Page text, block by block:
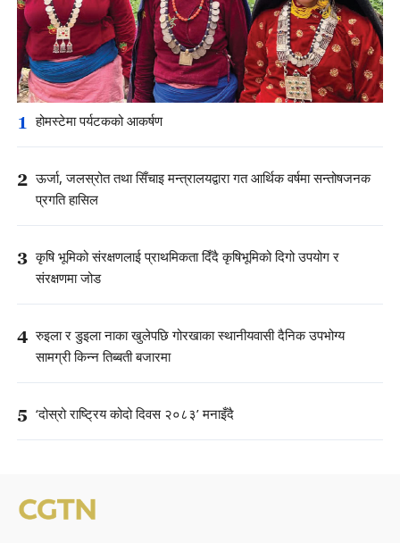
1 होमस्टेमा पर्यटकको आकर्षण
2 ऊर्जा, जलस्रोत तथा सिँचाइ मन्त्रालयद्वारा गत आर्थिक वर्षमा सन्तोषजनक
प्रगति हासिल
3 कृषि भूमिको संरक्षणलाई प्राथमिकता दिँदै कृषिभूमिको दिगो उपयोग र
संरक्षणमा जोड
4 रुइला र डुइला नाका खुलेपछि गोरखाका स्थानीयवासी दैनिक उपभोग्य
सामग्री किन्न तिब्बती बजारमा
5 ‘दोस्रो राष्ट्रिय कोदो दिवस २०८३’ मनाइँदै